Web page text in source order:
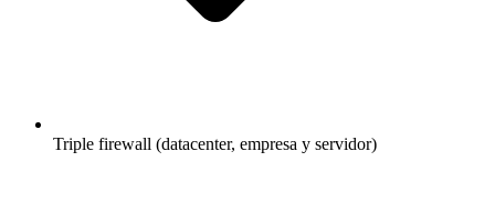
Triple firewall (datacenter, empresa y servidor)